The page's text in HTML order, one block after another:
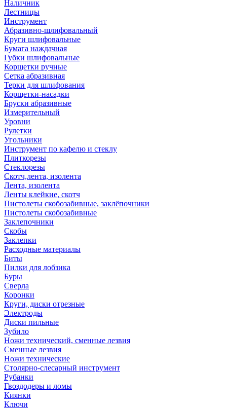
Наличник
Лестницы
Инструмент
Абразивно-шлифовальный
Круги шлифовальные
Бумага наждачная
Губки шлифовальные
Корщетки ручные
Сетка абразивная
Терки для шлифования
Корщетки-насадки
Бруски абразивные
Измерительный
Уровни
Рулетки
Угольники
Инструмент по кафелю и стеклу
Плиткорезы
Стеклорезы
Скотч,лента, изолента
Лента, изолента
Ленты клейкие, скотч
Пистолеты скобозабивные, заклёпочники
Пистолеты скобозабивные
Заклепочники
Скобы
Заклепки
Расходные материалы
Биты
Пилки для лобзика
Буры
Сверла
Коронки
Круги, диски отрезные
Электроды
Диски пильные
Зубило
Ножи технический, сменные лезвия
Сменные лезвия
Ножи технические
Столярно-слесарный инструмент
Рубанки
Гвоздодеры и ломы
Киянки
Ключи